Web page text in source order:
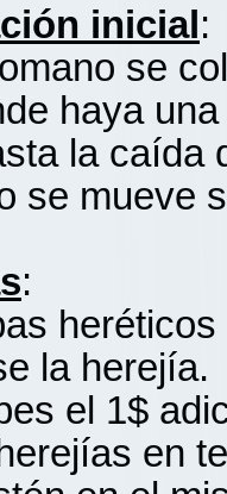
inicial:
se
haya
la caída
se mueve
:
heréticos
la herejía.
el 1$
en